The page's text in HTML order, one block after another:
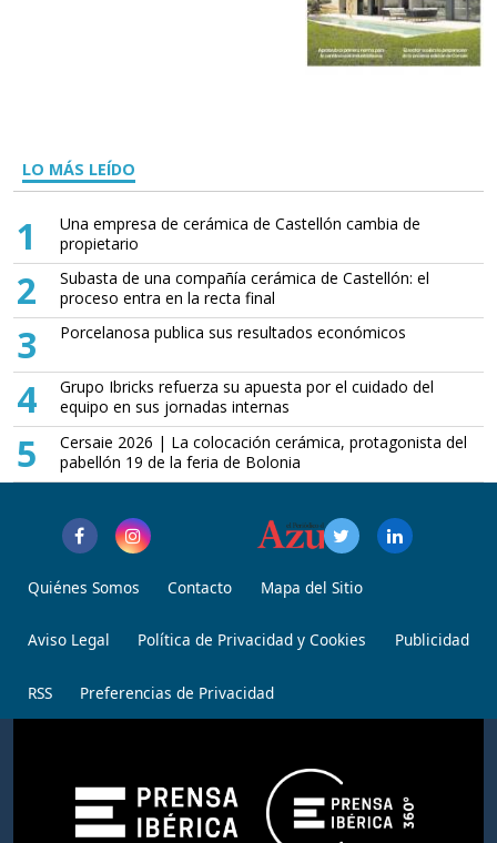
LO MÁS LEÍDO
1
Una empresa de cerámica de Castellón cambia de
propietario
2
Subasta de una compañía cerámica de Castellón: el
proceso entra en la recta final
3 Porcelanosa publica sus resultados económicos
4
Grupo Ibricks refuerza su apuesta por el cuidado del
equipo en sus jornadas internas
5
Cersaie 2026 | La colocación cerámica, protagonista del
pabellón 19 de la feria de Bolonia
Quiénes Somos Contacto Mapa del Sitio
Aviso Legal Política de Privacidad y Cookies Publicidad
RSS Preferencias de Privacidad